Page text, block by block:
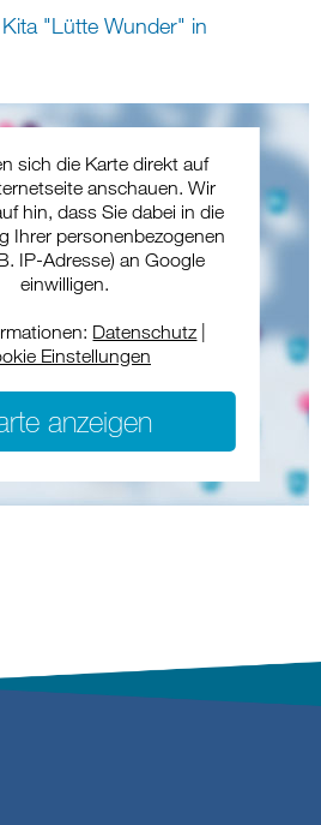
"Lütte Wunder" in
sich die Karte direkt auf
anschauen. Wir
hin, dass Sie dabei in die
Ihrer personenbezogenen
IP-Adresse) an Google
einwilligen.
Datenschutz
Einstellungen
anzeigen